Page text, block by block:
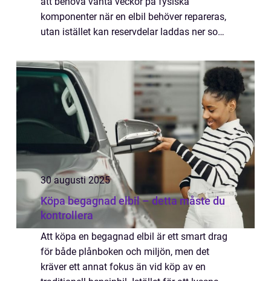
komponenter när en elbil behöver repareras,
utan istället kan reservdelar laddas ner som
av...
30 augusti 2025
Köpa begagnad elbil – detta måste du
kontrollera
Att köpa en begagnad elbil är ett smart drag
för både plånboken och miljön, men det
kräver ett annat fokus än vid köp av en